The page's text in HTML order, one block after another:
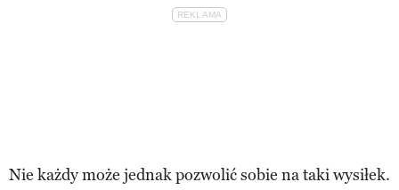
Nie każdy może jednak pozwolić sobie na taki wysiłek.